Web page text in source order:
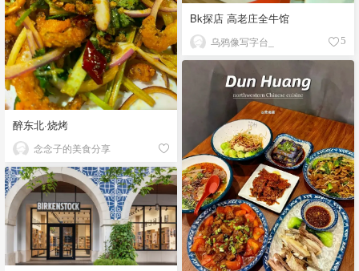
Bk探店 高老庄全牛馆
乌鸦像写字台_ 5
醉东北·烧烤
念念子的美食分享